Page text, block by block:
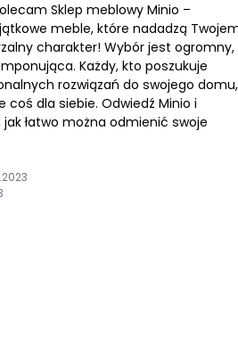
Sklep meblowy Minio –
meble, które nadadzą
charakter! Wybór jest ogromny,
Każdy, kto poszukuje
rozwiązań do swojego
coś dla siebie. Odwiedź Minio i
łatwo można odmienić swoje